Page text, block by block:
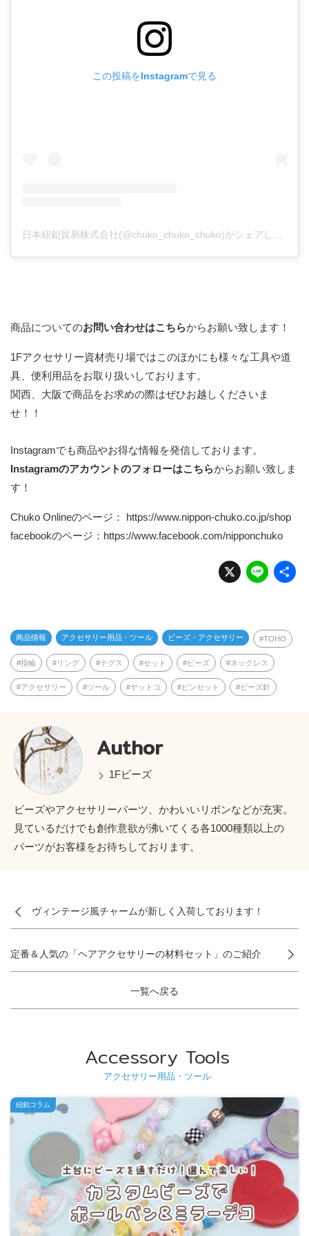
この投稿をInstagramで見る
日本紐釦貿易株式会社(@chuko_chuko_chuko)がシェアした投稿
商品についてのお問い合わせはこちらからお願い致します！
1Fアクセサリー資材売り場ではこのほかにも様々な工具や道
具、便利用品をお取り扱いしております。
関西、大阪で商品をお求めの際はぜひお越しくださいま
せ！！
Instagramでも商品やお得な情報を発信しております。
Instagramのアカウントのフォローはこちらからお願い致しま
す！
Chuko Onlineのページ： https://www.nippon-chuko.co.jp/shop
facebookのページ： https://www.facebook.com/nipponchuko
X Li
n
商品情報 アクセサリー用品・ツール ビーズ・アクセサリー TOHO
指輪 リング テグス セット ビーズ ネックレス
アクセサリー ツール ヤットコ ピンセット ビーズ針
Author
1Fビーズ
ビーズやアクセサリーパーツ、かわいいリボンなどが充実。
見ているだけでも創作意欲が沸いてくる各1000種類以上の
パーツがお客様をお待ちしております。
ヴィンテージ風チャームが新しく入荷しております！
一覧へ戻る
定番＆人気の「ヘアアクセサリーの材料セット」のご紹介
Accessory Tools
アクセサリー用品・ツール
紐釦コラム